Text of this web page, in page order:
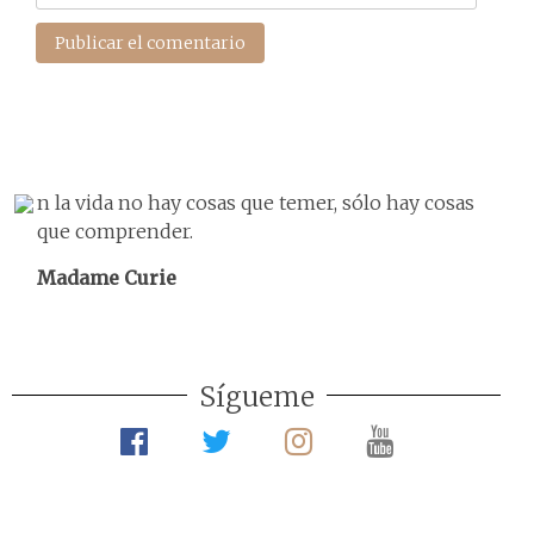
n la vida no hay cosas que temer, sólo hay cosas
que comprender.
Madame Curie
Sígueme